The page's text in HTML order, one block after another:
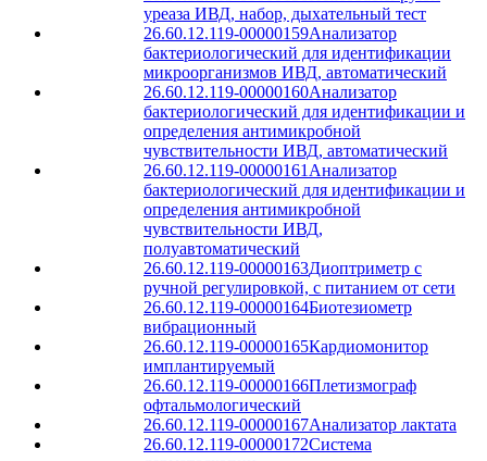
уреаза ИВД, набор, дыхательный тест
26.60.12.119-00000159Анализатор
бактериологический для идентификации
микроорганизмов ИВД, автоматический
26.60.12.119-00000160Анализатор
бактериологический для идентификации и
определения антимикробной
чувствительности ИВД, автоматический
26.60.12.119-00000161Анализатор
бактериологический для идентификации и
определения антимикробной
чувствительности ИВД,
полуавтоматический
26.60.12.119-00000163Диоптриметр с
ручной регулировкой, с питанием от сети
26.60.12.119-00000164Биотезиометр
вибрационный
26.60.12.119-00000165Кардиомонитор
имплантируемый
26.60.12.119-00000166Плетизмограф
офтальмологический
26.60.12.119-00000167Анализатор лактата
26.60.12.119-00000172Система